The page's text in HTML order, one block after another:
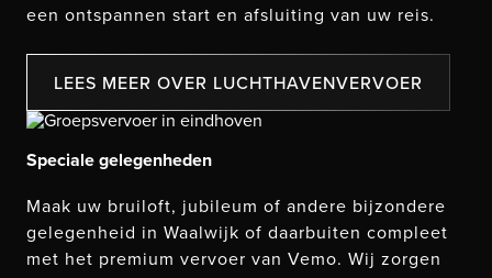
een ontspannen start en afsluiting van uw reis.
LEES MEER OVER LUCHTHAVENVERVOER
Speciale gelegenheden
Maak uw bruiloft, jubileum of andere bijzondere
gelegenheid in Waalwijk of daarbuiten compleet
met het premium vervoer van Vemo. Wij zorgen